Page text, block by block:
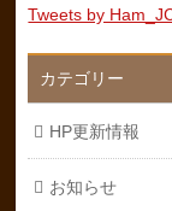
Tweets by
カテゴリー
HP更新情報
お知らせ